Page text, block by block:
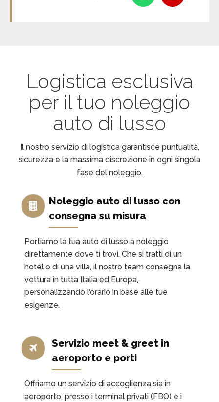
Logistica esclusiva
per il tuo noleggio
auto di lusso
Il nostro servizio di logistica garantisce puntualità,
sicurezza e la massima discrezione in ogni singola
fase del noleggio.
Noleggio auto di lusso con
consegna su misura
Portiamo la tua auto di lusso a noleggio
direttamente dove ti trovi. Che si tratti di un
hotel o di una villa, il nostro team consegna la
vettura in tutta Italia ed Europa,
personalizzando l'orario in base alle tue
esigenze.
Servizio meet & greet in
aeroporto e porti
Offriamo un servizio di accoglienza sia in
aeroporto, presso i terminal privati (FBO) e i